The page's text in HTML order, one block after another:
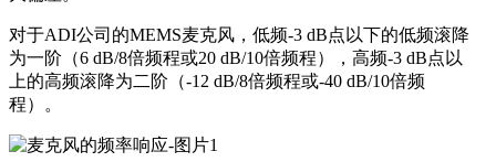
对于ADI公司的MEMS麦克风，低频-3 dB点以下的低频滚降
为一阶（6 dB/8倍频程或20 dB/10倍频程），高频-3 dB点以
上的高频滚降为二阶（-12 dB/8倍频程或-40 dB/10倍频
程）。